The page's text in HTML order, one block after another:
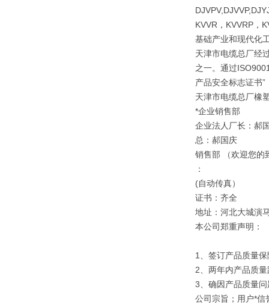
KVVR，KVVRP，
基础产业和现代化
天津市电缆总厂经
之一。通过
产品安全标志证书
天津市电缆总厂橡
*企业销售部
企业法人厂长：郝
总：郝国庆
销售部 （欢迎您的
：
(自动传真）
证书：齐全
地址：河北大城演
本公司郑重声明：
1、签订产品质量
2、两年内产品质
3、确因产品质量
公司宗旨；用户*信